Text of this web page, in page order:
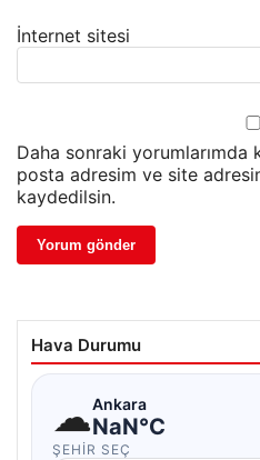
İnternet sitesi
Daha sonraki yorumlarımda
posta adresim ve site
kaydedilsin.
Hava Durumu
☁Ankara
NaN°C
ŞEHIR SEÇ